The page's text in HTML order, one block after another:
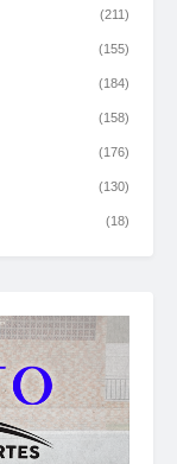
(211)
(155)
(184)
(158)
(176)
(130)
(18)